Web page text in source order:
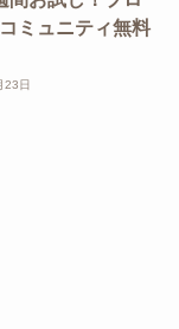
ミュニティ無料
23日